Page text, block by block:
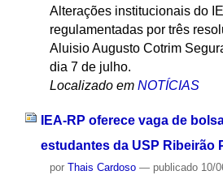
Alterações institucionais do
regulamentadas por três
Aluisio Augusto Cotrim
dia 7 de julho.
Localizado em NOTÍCIAS
IEA-RP oferece vaga de
estudantes da USP Ribeirão
por Thais Cardoso — publicado10/